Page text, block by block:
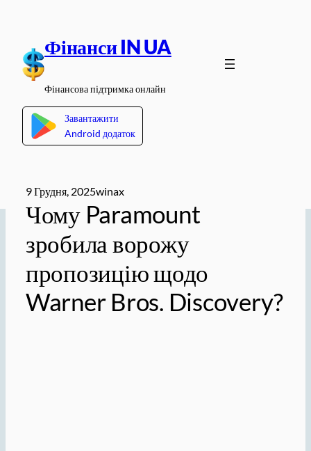
вмісту
Фінанси IN UA
Фінансова підтримка онлайн
Завантажити
Android додаток
9 Грудня, 2025winax
Чому Paramount
зробила ворожу
пропозицію щодо
Warner Bros. Discovery?